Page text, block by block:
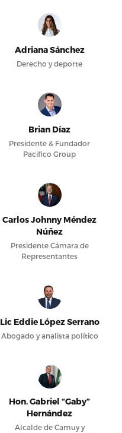
Adriana Sánchez
Derecho y deporte
Brian Díaz
Presidente & Fundador
Pacifico Group
Carlos Johnny Méndez
Núñez
Presidente Cámara de
Representantes
Lic Eddie López Serrano
Abogado y analista político
Hon. Gabriel “Gaby”
Hernández
Alcalde de Camuy y